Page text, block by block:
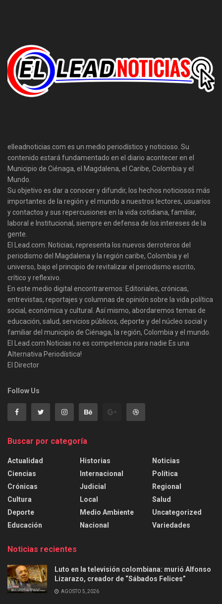
elleadnoticias.com es un medio periodístico y noticioso. Su
contenido estará fundamentado en el diario acontecer en el
Municipio de Ciénaga, el Magdalena, el Caribe, Colombia y el
Mundo.
Su objetivo es dar a conocer y difundir, los hechos noticiosos más
importantes de la región y el mundo a nuestros lectores, usuarios
y contactos y sus repercusiones en la vida cotidiana, familiar,
laboral e Institucional, siempre en defensa de los intereses de la
gente.
El Lead.com: Noticias, representa los nuevos derroteros del
periodismo del Magdalena y la región caribe, Colombia y el
universo, bajo el principio de revitalizar el periodismo escrito,
crítico y reflexivo.
En este medio digital encontraremos: Editoriales, crónicas,
entrevistas, reportajes y columnas de opinión sobre la vida política
social, económica y cultural. Así mismo, abordaremos temas de
educación, salud, servicios públicos, deporte y del núcleo social y
familiar del municipio de Ciénaga, la región, Colombia y el mundo.
El Lead.com Noticias no es competencia para nadie Es una
Alternativa Periodística!
El Director
Follow Us
Buscar por categoría
Actualidad
Ciencias
Crónicas
Cultura
Deporte
Educación
Historias
Internacional
Judicial
Local
Medio Ambiente
Nacional
Noticias
Política
Regional
Salud
Uncategorized
Variedades
Noticias recientes
Luto en la televisión colombiana: murió Alfonso
Lizarazo, creador de “Sábados Felices”
AGOSTO 5, 2026